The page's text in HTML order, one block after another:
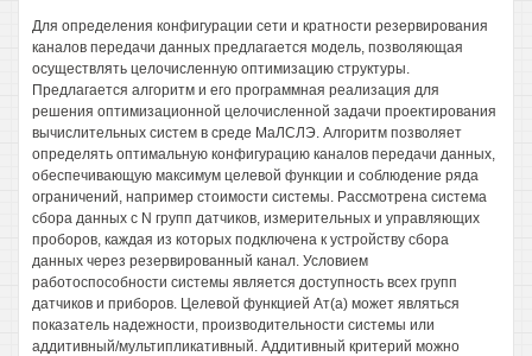
Для определения конфигурации сети и кратности резервирования
каналов передачи данных предлагается модель, позволяющая
осуществлять целочисленную оптимизацию структуры.
Предлагается алгоритм и его программная реализация для
решения оптимизационной целочисленной задачи проектирования
вычислительных систем в среде МаЛСЛЭ. Алгоритм позволяет
определять оптимальную конфигурацию каналов передачи данных,
обеспечивающую максимум целевой функции и соблюдение ряда
ограничений, например стоимости системы. Рассмотрена система
сбора данных с N групп датчиков, измерительных и управляющих
проборов, каждая из которых подключена к устройству сбора
данных через резервированный канал. Условием
работоспособности системы является доступность всех групп
датчиков и приборов. Целевой функцией Ат(а) может являться
показатель надежности, производительности системы или
аддитивный/мультипликативный. Аддитивный критерий можно